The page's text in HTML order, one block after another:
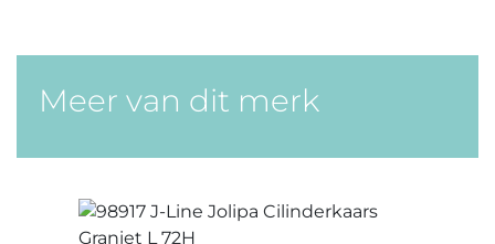
Meer van dit merk